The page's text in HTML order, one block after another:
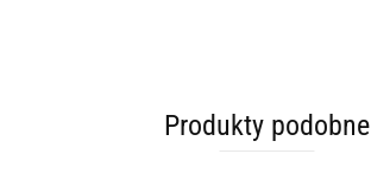
Produkty podobne